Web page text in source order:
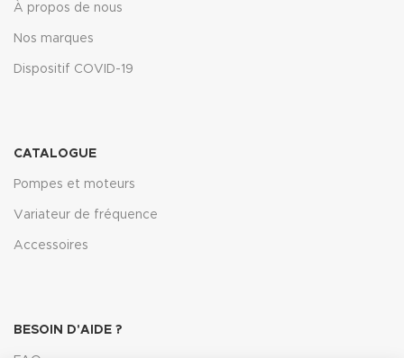
À propos de nous
Nos marques
Dispositif COVID-19
CATALOGUE
Pompes et moteurs
Variateur de fréquence
Accessoires
BESOIN D'AIDE ?